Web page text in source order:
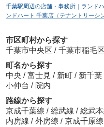
千葉駅周辺の店舗・事務所｜ランド
ンドハート 千葉店（テナントリーシ
市区町村から探す
千葉市中央区 / 千葉市稲毛区
町名から探す
中央 / 富士見 / 新町 / 新千葉
小仲台 / 院内
路線から探す
京成千葉線 / 総武線 / 総武
内房線 / 外房線 / 京成千原線